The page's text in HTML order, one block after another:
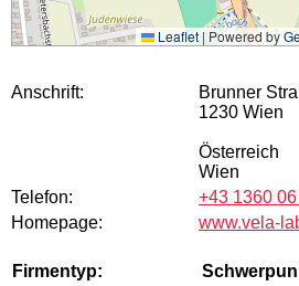
Leaflet|Powered by
Anschrift:
Brunner
1230 Wien
Österreich
Wien
Telefon:
+43 1360
Homepage:
www.vela-
Firmentyp: